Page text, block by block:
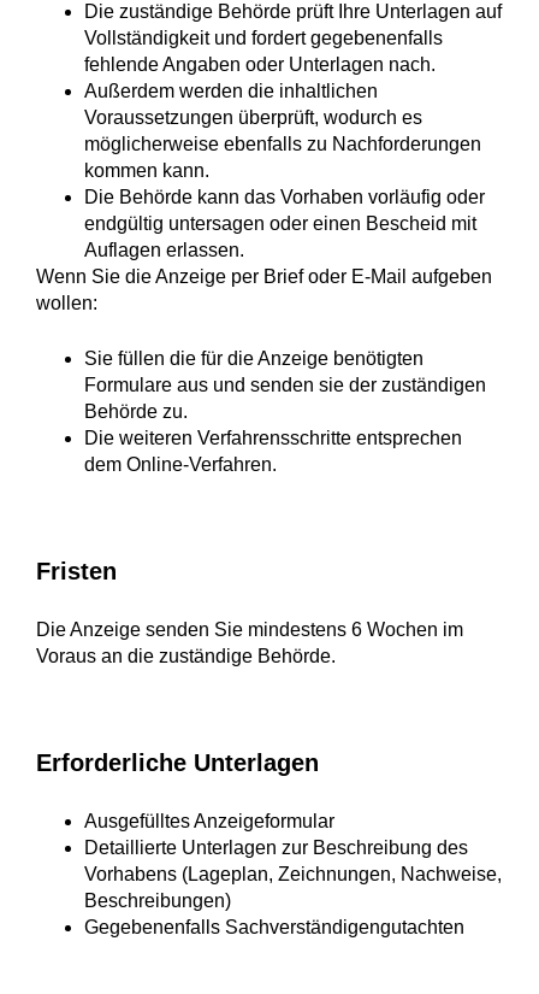
Die zuständige Behörde prüft Ihre Unterlagen auf
Vollständigkeit und fordert gegebenenfalls
fehlende Angaben oder Unterlagen nach.
Außerdem werden die inhaltlichen
Voraussetzungen überprüft, wodurch es
möglicherweise ebenfalls zu Nachforderungen
kommen kann.
Die Behörde kann das Vorhaben vorläufig oder
endgültig untersagen oder einen Bescheid mit
Auflagen erlassen.
Wenn Sie die Anzeige per Brief oder E-Mail aufgeben
wollen:
Sie füllen die für die Anzeige benötigten
Formulare aus und senden sie der zuständigen
Behörde zu.
Die weiteren Verfahrensschritte entsprechen
dem Online-Verfahren.
Fristen
Die Anzeige senden Sie mindestens 6 Wochen im
Voraus an die zuständige Behörde.
Erforderliche Unterlagen
Ausgefülltes Anzeigeformular
Detaillierte Unterlagen zur Beschreibung des
Vorhabens (Lageplan, Zeichnungen, Nachweise,
Beschreibungen)
Gegebenenfalls Sachverständigengutachten